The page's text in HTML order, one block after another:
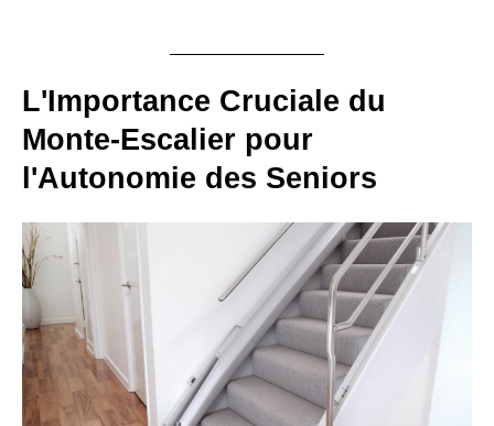
L'Importance Cruciale du
Monte-Escalier pour
l'Autonomie des Seniors